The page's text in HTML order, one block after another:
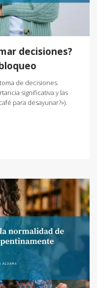
decisiones?
de decisiones.
significativa y las
para desayunar?»).